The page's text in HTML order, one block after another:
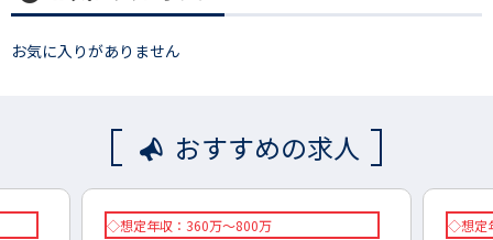
お気に入りがありません
おすすめの求人
◇想定年収：360万～800万
◇想定